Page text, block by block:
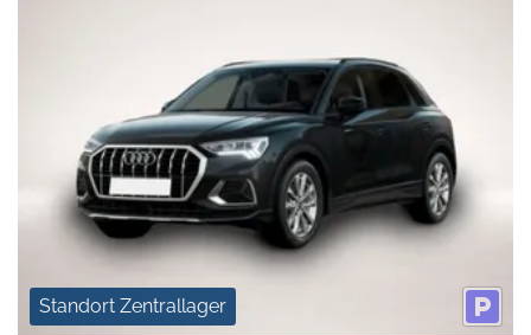
Standort Zentrallager